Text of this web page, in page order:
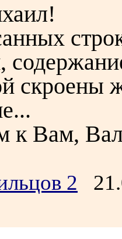
скроены
к Вам,
2